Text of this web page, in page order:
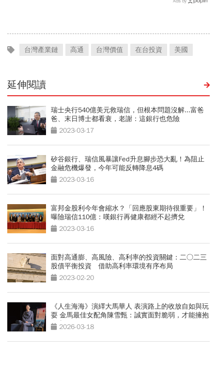
台灣產業鏈 高通 台灣價值 在台投資 美國
延伸閱讀
瑞士央行540億美元救瑞信，但根本問題沒解...富爸
爸、末日博士都看衰，老謝：這銀行也危險
2023-03-17
矽谷銀行、瑞信風暴讓Fed升息腳步恐大亂！為阻止
金融危機爆發，今年可能反轉降息4碼
2023-03-16
富邦金股利今年會縮水？「回應股東期待很重要」！
曝險瑞信110億：嘆銀行再健康都經不起擠兌
2023-03-16
面對高通膨、高風險、高利率的投資關鍵：二○二三
股債平衡投資 借助高利率環境有序布局
2023-02-20
《人生海海》演繹大馬華人 表演路上的收放自如與玩
耍 金馬最佳女配角陳雪甄：誠實面對脆弱，才能擁抱
自由2026-03-18